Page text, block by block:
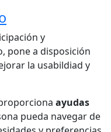
y
pone a disposición
la usabildiad y
roporciona ayudas
pueda navegar de